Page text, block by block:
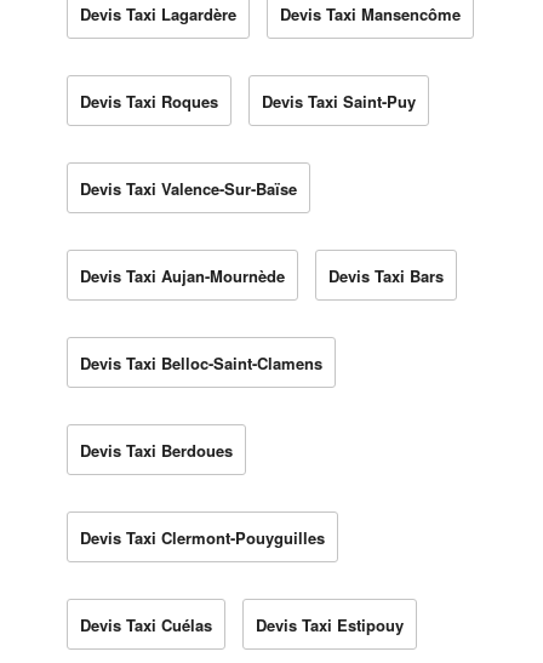
Devis Taxi Lagardère Devis Taxi Mansencôme
Devis Taxi Roques Devis Taxi Saint-Puy
Devis Taxi Valence-Sur-Baïse
Devis Taxi Aujan-Mournède Devis Taxi Bars
Devis Taxi Belloc-Saint-Clamens
Devis Taxi Berdoues
Devis Taxi Clermont-Pouyguilles
Devis Taxi Cuélas Devis Taxi Estipouy